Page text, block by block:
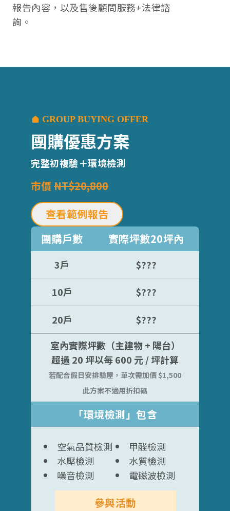
報告內容，以及售後顧問服務+法律諮
詢。
GROUP BUYING OFFER
團購優惠方案
完整初複驗＋環境檢測
市價 NT$20,800
查看範例報告
團購戶數
實際坪數20坪內
3戶 $???
10戶 $???
20戶
$???
室內實際坪數（主建物 + 陽台）
超過 20 坪以每 600 元 / 坪計算
若配合假日安排驗屋，單次需加價 $1,500
此方案不適用折扣碼
「環境檢測」包含
空氣品質檢測
甲醛檢測
水壓檢測
水質檢測
噪音檢測
電磁波檢測
參與活動